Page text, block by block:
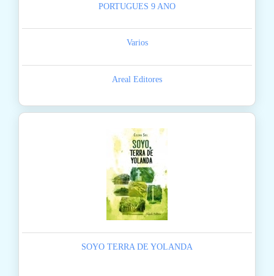
PORTUGUES 9 ANO
Varios
Areal Editores
SOYO TERRA DE YOLANDA